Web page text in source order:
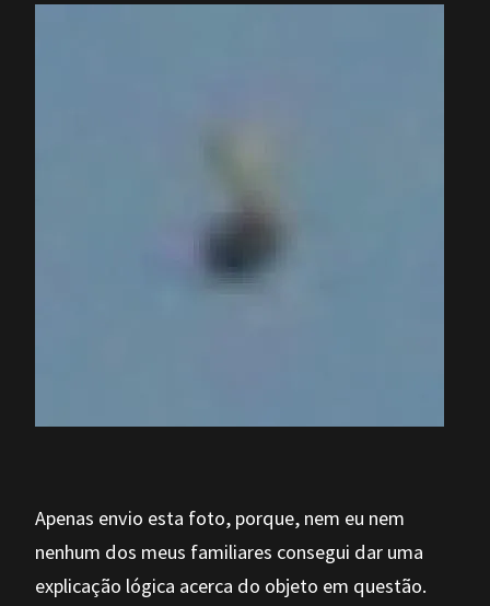
Apenas envio esta foto, porque, nem eu nem
nenhum dos meus familiares consegui dar uma
explicação lógica acerca do objeto em questão.